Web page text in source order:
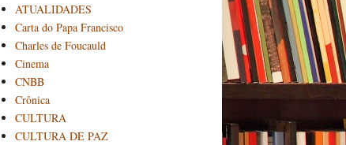
ATUALIDADES
Carta do Papa Francisco
Charles de Foucauld
Cinema
CNBB
Crônica
CULTURA
CULTURA DE PAZ